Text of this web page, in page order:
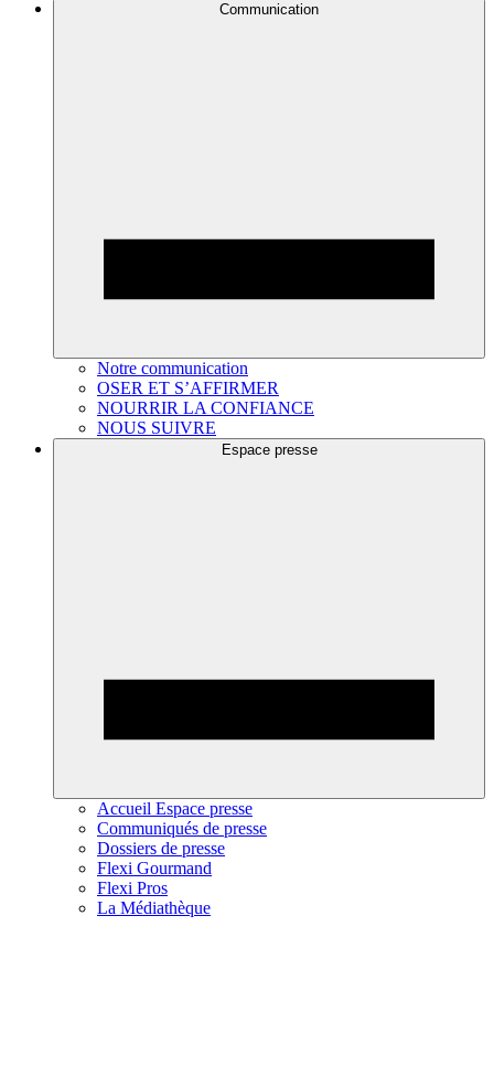
Communication
Notre communication
OSER ET S’AFFIRMER
NOURRIR LA CONFIANCE
NOUS SUIVRE
Espace presse
Accueil Espace presse
Communiqués de presse
Dossiers de presse
Flexi Gourmand
Flexi Pros
La Médiathèque